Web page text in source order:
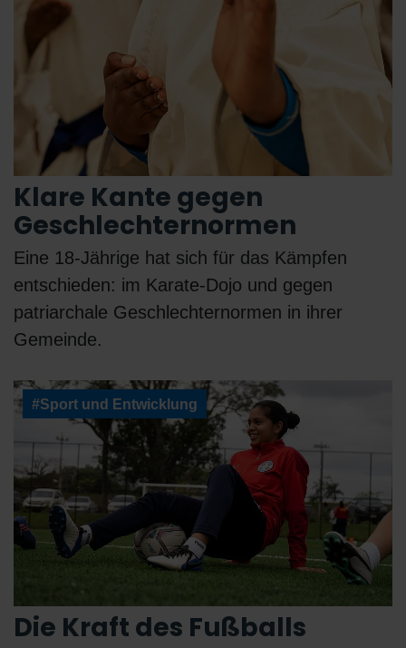
Klare Kante gegen
Geschlechternormen
Eine 18-Jährige hat sich für das Kämpfen
entschieden: im Karate-Dojo und gegen
patriarchale Geschlechternormen in ihrer
Gemeinde.
#Sport und Entwicklung
Die Kraft des Fußballs